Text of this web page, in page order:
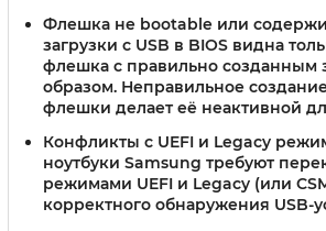
Флешка не bootable или
загрузки с USB в BIOS видна
флешка с правильно созданным
образом. Неправильное
флешки делает её неактивной
Конфликты с UEFI и Legacy
ноутбуки Samsung требуют
режимами UEFI и Legacy (или
корректного обнаружения USB-